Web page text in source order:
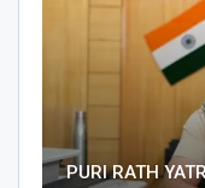
PURI RATH